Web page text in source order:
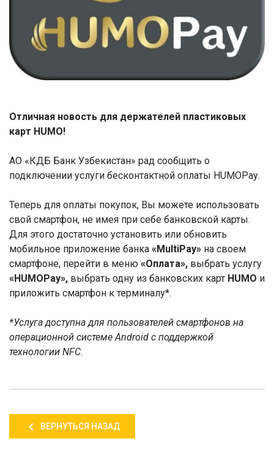
Отличная новость для держателей пластиковых
карт HUMO!
АО «КДБ Банк Узбекистан» рад сообщить о
подключении услуги бесконтактной оплаты HUMOPay.
Теперь для оплаты покупок, Вы можете использовать
свой смартфон, не имея при себе банковской карты.
Для этого достаточно установить или обновить
мобильное приложение банка «MultiPay» на своем
смартфоне, перейти в меню «Оплата», выбрать услугу
«HUMOPay», выбрать одну из банковских карт HUMO и
приложить смартфон к терминалу*.
*Услуга доступна для пользователей смартфонов на
операционной системеAndroid с поддержкой
технологии NFC.
ВЕРНУТЬСЯ НАЗАД